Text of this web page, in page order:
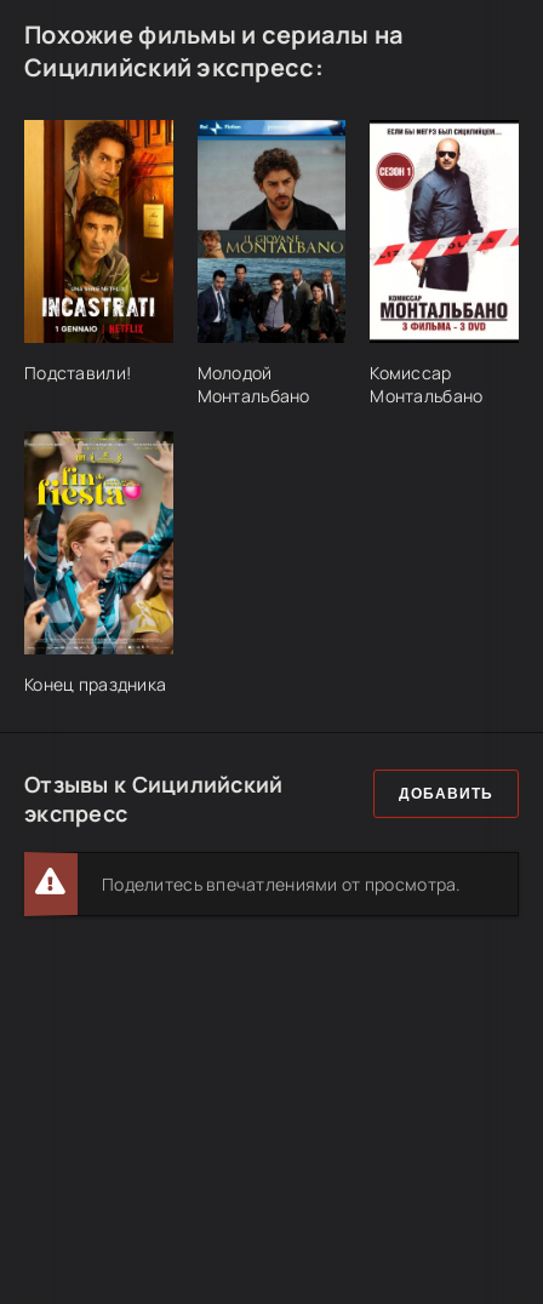
Похожие фильмы и сериалы на
Сицилийский экспресс:
Подставили!
Молодой
Монтальбано
Комиссар
Монтальбано
Конец праздника
Отзывы к Сицилийский
экспресс
ДОБАВИТЬ
Поделитесь впечатлениями от просмотра.